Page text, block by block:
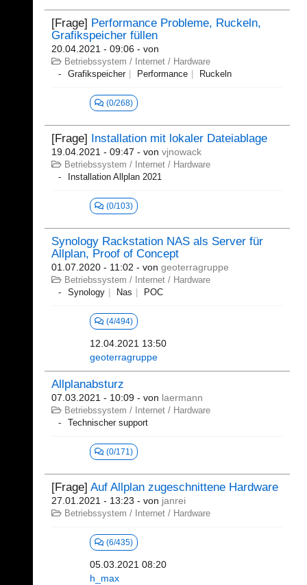
[Frage] Performance Probleme, Ruckeln,
Grafikspeicher füllen
20.04.2021 - 09:06 - von
Betriebssystem / Internet / Hardware
Grafikspeicher
Performance Ruckeln
(0/268)
[Frage] Installation mit lokaler Dateiablage
19.04.2021 - 09:47 - von vjnowack
Betriebssystem / Internet / Hardware
Installation Allplan 2021
(0/103)
Synology Rackstation NAS als Server für
Allplan, Proof of Concept
01.07.2020 - 11:02 - von geoterragruppe
Betriebssystem / Internet / Hardware
Synology
Nas POC
(4/494)
12.04.2021 13:50
geoterragruppe
Allplanabsturz
07.03.2021 - 10:09 - von laermann
Betriebssystem / Internet / Hardware
Technischer support
(0/171)
[Frage] Auf Allplan zugeschnittene Hardware
27.01.2021 - 13:23 - von janrei
Betriebssystem / Internet / Hardware
(6/435)
05.03.2021 08:20
h_max